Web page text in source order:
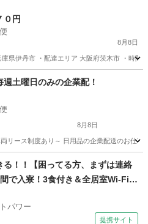
０円
8月8日
県伊丹市 ・配達エリア 大阪府茨木市 ・時
土曜日のみの企業配！
8月8日
リース制度あり～ 日用品の企業配送のお仕
る！！【困ってる方、まずは連絡
で入寮！3食付き＆全居室Wi-Fi有
キング作業【お迎え＆即入寮o
パワー
提携サイト